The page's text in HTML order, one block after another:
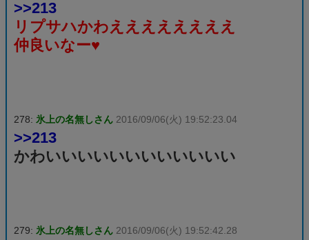
>>213
リプサハかわええええええええ
仲良いなー♥
278: 氷上の名無しさん 2016/09/06(火) 19:52:23.04
>>213
かわいいいいいいいいいいいい
279: 氷上の名無しさん 2016/09/06(火) 19:52:42.28